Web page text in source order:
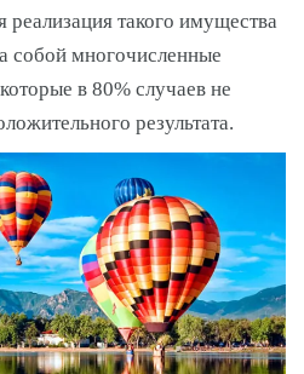
такого имущества
собой многочисленные
в 80% случаев не
результата.